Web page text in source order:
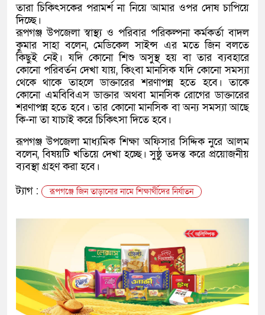
তারা চিকিৎসকের পরামর্শ না নিয়ে আমার ওপর দোষ চাপিয়ে
দিচ্ছে।
রূপগঞ্জ উপজেলা স্বাস্থ্য ও পরিবার পরিকল্পনা কর্মকর্তা বাদল
কুমার সাহা বলেন, মেডিকেল সাইন্স এর মতে জিন বলতে
কিছুই নেই। যদি কোনো শিশু অসুস্থ হয় বা তার ব্যবহারে
কোনো পরিবর্তন দেখা যায়, কিংবা মানসিক যদি কোনো সমস্যা
থেকে থাকে তাহলে ডাক্তারের শরণাপন্ন হতে হবে। তাকে
কোনো এমবিবিএস ডাক্তার অথবা মানসিক রোগের ডাক্তারের
শরণাপন্ন হতে হবে। তার কোনো মানসিক বা অন্য সমস্যা আছে
কি-না তা যাচাই করে চিকিৎসা দিতে হবে।
রূপগঞ্জ উপজেলা মাধ্যমিক শিক্ষা অফিসার সিদ্দিক নুরে আলম
বলেন, বিষয়টি খতিয়ে দেখা হচ্ছে। সুষ্ঠু তদন্ত করে প্রয়োজনীয়
ব্যবস্থা গ্রহণ করা হবে।
ট্যাগ :
রূপগঞ্জে জিন তাড়ানোর নামে শিক্ষার্থীদের নির্যাতন